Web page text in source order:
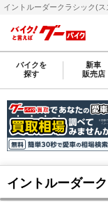
バイクを
探す
新車
販売店
イントルーダー